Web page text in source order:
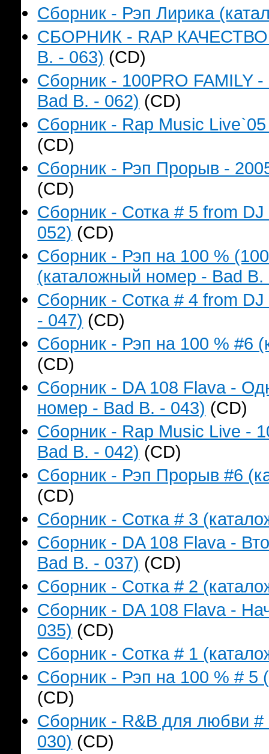
Сборник - Рэп Лирика
СБОРНИК - RAP КАЧЕСТВО
B. - 063) (CD)
Сборник - 100PRO FAMILY
Bad B. - 062) (CD)
Сборник - Rap Music
(CD)
Сборник - Рэп Прорыв -
(CD)
Сборник - Сотка # 5 from
052) (CD)
Сборник - Рэп на 100 %
(каталожный номер - Bad B.
Сборник - Сотка # 4 from
- 047) (CD)
Сборник - Рэп на 100 % #6
(CD)
Сборник - DA 108 Flava -
номер - Bad B. - 043) (CD)
Сборник - Rap Music Live -
Bad B. - 042) (CD)
Сборник - Рэп Прорыв #6
(CD)
Сборник - Сотка # 3
Сборник - DA 108 Flava -
Bad B. - 037) (CD)
Сборник - Сотка # 2
Сборник - DA 108 Flava -
035) (CD)
Сборник - Сотка # 1
Сборник - Рэп на 100 % # 5
(CD)
Сборник - R&B для любви
030) (CD)